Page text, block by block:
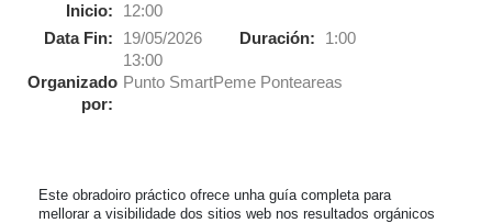
Inicio:
12:00
Data Fin:
19/05/2026
13:00
Duración: 1:00
Organizado
por:
Punto SmartPeme Ponteareas
Este obradoiro práctico ofrece unha guía completa para
mellorar a visibilidade dos sitios web nos resultados orgánicos